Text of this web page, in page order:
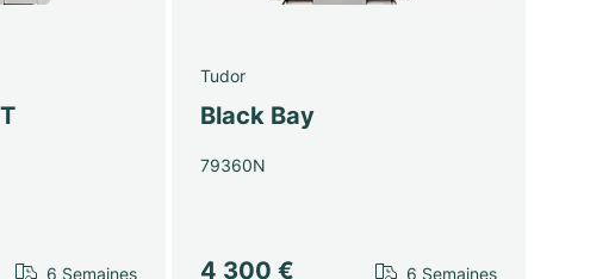
6 Semaines
Tudor
Black Bay
79360N
4 300 € 6 Semaines